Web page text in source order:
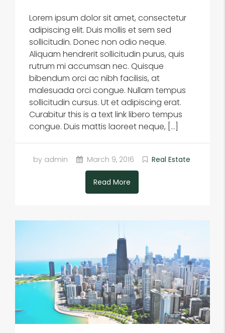
Lorem ipsum dolor sit amet, consectetur
adipiscing elit. Duis mollis et sem sed
sollicitudin. Donec non odio neque.
Aliquam hendrerit sollicitudin purus, quis
rutrum mi accumsan nec. Quisque
bibendum orci ac nibh facilisis, at
malesuada orci congue. Nullam tempus
sollicitudin cursus. Ut et adipiscing erat.
Curabitur this is a text link libero tempus
congue. Duis mattis laoreet neque, […]
by admin March 9, 2016 Real Estate
Read More